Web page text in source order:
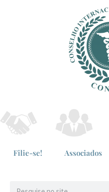
Filie-se! Associados